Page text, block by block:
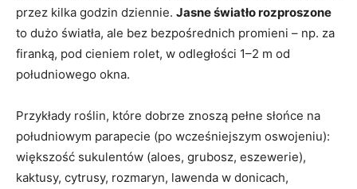
przez kilka godzin dziennie. Jasne światło rozproszone
to dużo światła, ale bez bezpośrednich promieni – np. za
firanką, pod cieniem rolet, w odległości 1–2 m od
południowego okna.
Przykłady roślin, które dobrze znoszą pełne słońce na
południowym parapecie (po wcześniejszym oswojeniu):
większość sukulentów (aloes, grubosz, eszewerie),
kaktusy, cytrusy, rozmaryn, lawenda w donicach,